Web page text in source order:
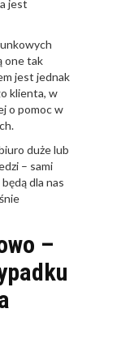
jest
one tak
jest jednak
klienta, w
o pomoc w
duże lub
– sami
dla nas
–